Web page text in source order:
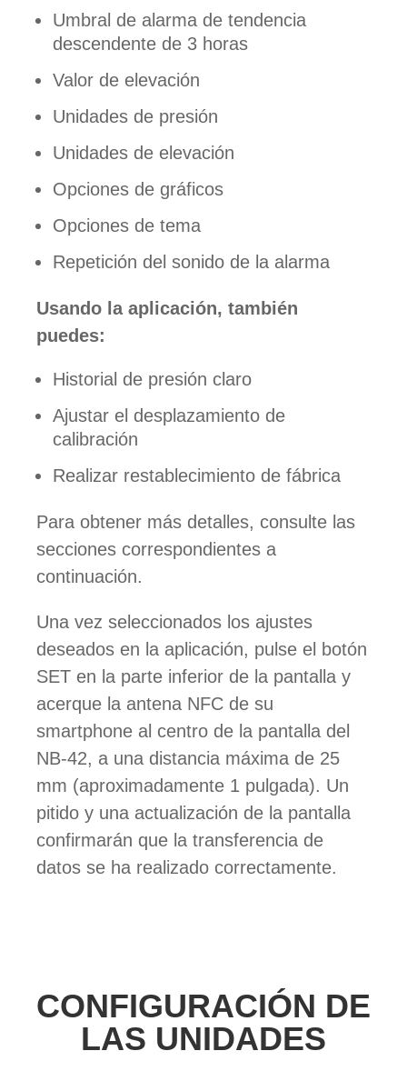
Umbral de alarma de tendencia
descendente de 3 horas
Valor de elevación
Unidades de presión
Unidades de elevación
Opciones de gráficos
Opciones de tema
Repetición del sonido de la alarma
Usando la aplicación, también
puedes:
Historial de presión claro
Ajustar el desplazamiento de
calibración
Realizar restablecimiento de fábrica
Para obtener más detalles, consulte las
secciones correspondientes a
continuación.
Una vez seleccionados los ajustes
deseados en la aplicación, pulse el botón
SET en la parte inferior de la pantalla y
acerque la antena NFC de su
smartphone al centro de la pantalla del
NB-42, a una distancia máxima de 25
mm (aproximadamente 1 pulgada). Un
pitido y una actualización de la pantalla
confirmarán que la transferencia de
datos se ha realizado correctamente.
CONFIGURACIÓN DE
LAS UNIDADES